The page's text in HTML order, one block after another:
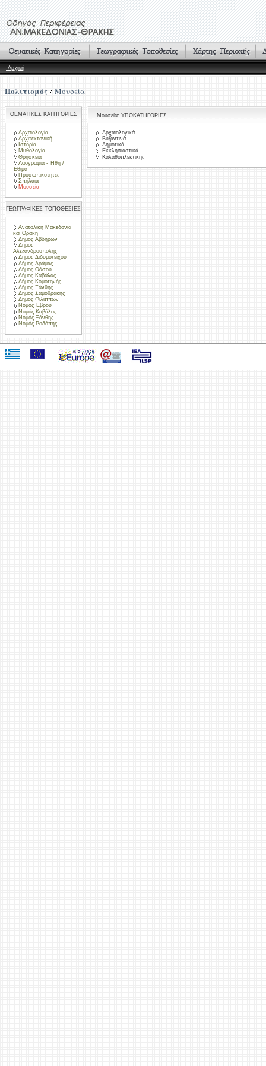
Αρχική
Πολιτισμός Μουσεία
ΘΕΜΑΤΙΚΕΣ ΚΑΤΗΓΟΡΙΕΣ
Αρχαιολογία
Αρχιτεκτονική
Ιστορία
Μυθολογία
Θρησκεία
Λαογραφία - Ήθη /
Έθιμα
Προσωπικότητες
Σπήλαια
Μουσεία
ΓΕΩΓΡΑΦΙΚΕΣ ΤΟΠΟΘΕΣΙΕΣ
Ανατολική Μακεδονία
και Θράκη
Δήμος Αβδήρων
Δήμος
Αλεξανδρούπολης
Δήμος Διδυμοτείχου
Δήμος Δράμας
Δήμος Θάσου
Δήμος Καβάλας
Δήμος Κομοτηνής
Δήμος Ξάνθης
Δήμος Σαμοθράκης
Δήμος Φιλίππων
Νομός Έβρου
Νομός Καβάλας
Νομός Ξάνθης
Νομός Ροδόπης
Μουσεία: ΥΠΟΚΑΤΗΓΟΡΙΕΣ
Αρχαιολογικά
Βυζαντινά
Δημοτικά
Εκκλησιαστικά
Καλαθοπλεκτικής